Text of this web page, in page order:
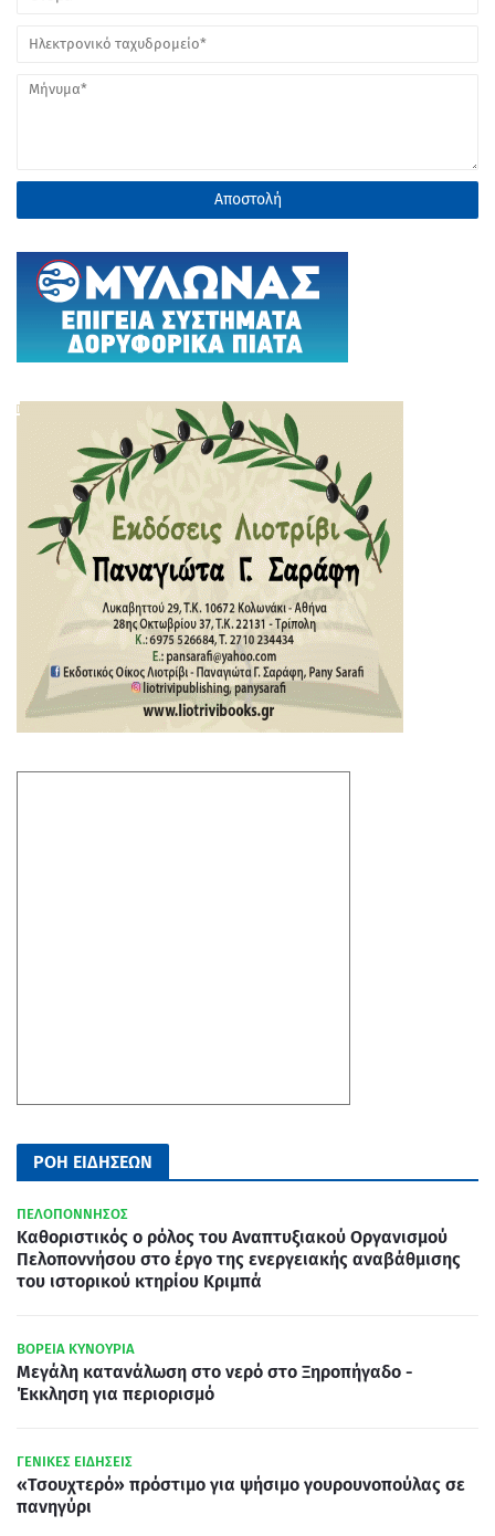
ΡΟΗ ΕΙΔΗΣΕΩΝ
ΠΕΛΟΠΟΝΝΗΣΟΣ
Καθοριστικός ο ρόλος του Αναπτυξιακού Οργανισμού
Πελοποννήσου στο έργο της ενεργειακής αναβάθμισης
του ιστορικού κτηρίου Κριμπά
ΒΟΡΕΙΑ ΚΥΝΟΥΡΙΑ
Μεγάλη κατανάλωση στο νερό στο Ξηροπήγαδο -
Έκκληση για περιορισμό
ΓΕΝΙΚΕΣ ΕΙΔΗΣΕΙΣ
«Τσουχτερό» πρόστιμο για ψήσιμο γουρουνοπούλας σε
πανηγύρι